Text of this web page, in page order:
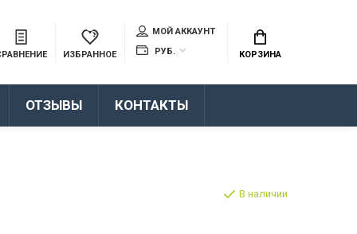
ИЗБРАННОЕ
МОЙ АККАУНТ
РУБ.
КОРЗИНА
ОТЗЫВЫ КОНТАКТЫ
В наличии